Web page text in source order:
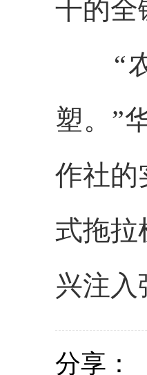
干的全
“农
塑。”
作社的
式拖拉
兴注入
分享：